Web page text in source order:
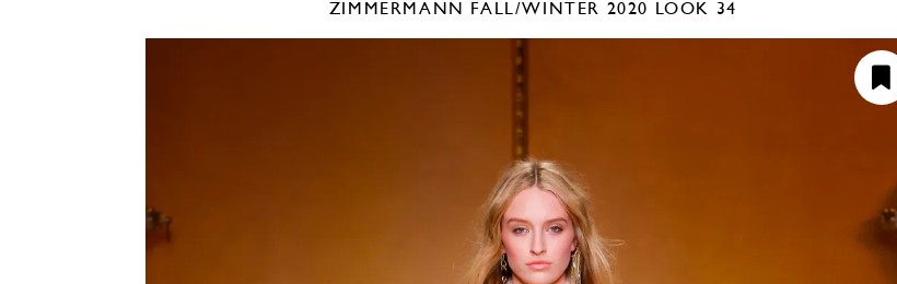
ZIMMERMANN FALL/WINTER 2020 LOOK 34